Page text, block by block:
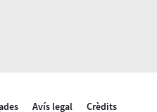
Avís legal
Crèdits